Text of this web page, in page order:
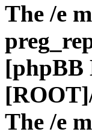
The /e
[phpBB
The /e